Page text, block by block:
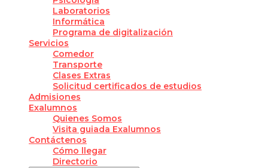
Laboratorios
Informática
Programa de digitalización
Servicios
Comedor
Transporte
Clases Extras
Solicitud certificados de estudios
Admisiones
Exalumnos
Quienes Somos
Visita guiada Exalumnos
Contáctenos
Cómo llegar
Directorio